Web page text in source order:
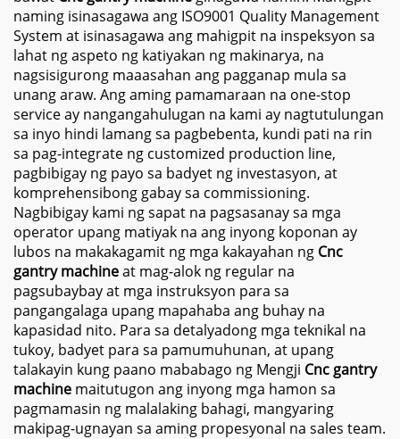
naming isinasagawa ang ISO9001 Quality Management
System at isinasagawa ang mahigpit na inspeksyon sa
lahat ng aspeto ng katiyakan ng makinarya, na
nagsisigurong maaasahan ang pagganap mula sa
unang araw. Ang aming pamamaraan na one-stop
service ay nangangahulugan na kami ay nagtutulungan
sa inyo hindi lamang sa pagbebenta, kundi pati na rin
sa pag-integrate ng customized production line,
pagbibigay ng payo sa badyet ng investasyon, at
komprehensibong gabay sa commissioning.
Nagbibigay kami ng sapat na pagsasanay sa mga
operator upang matiyak na ang inyong koponan ay
lubos na makakagamit ng mga kakayahan ng Cnc
gantry machineat mag-alok ng regular na
pagsubaybay at mga instruksyon para sa
pangangalaga upang mapahaba ang buhay na
kapasidad nito. Para sa detalyadong mga teknikal na
tukoy, badyet para sa pamumuhunan, at upang
talakayin kung paano mababago ng Mengji Cnc gantry
machine maitutugon ang inyong mga hamon sa
pagmamasin ng malalaking bahagi, mangyaring
makipag-ugnayan sa aming propesyonal na sales team.